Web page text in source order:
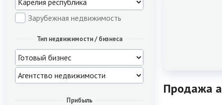
Зарубежная недвижимость
Тип недвижимости / бизнеса
Прибыль
Продажа